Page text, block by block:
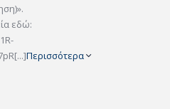
εδώ:
Περισσότερα